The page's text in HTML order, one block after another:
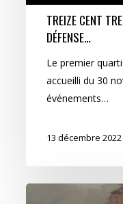
Défense…
TREIZE CENT
DÉFENSE…
Le premier
accueilli du 30
événements…
13 décembre 2022